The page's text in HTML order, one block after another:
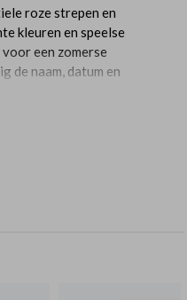
roze strepen en
kleuren en speelse
een zomerse
de naam, datum en